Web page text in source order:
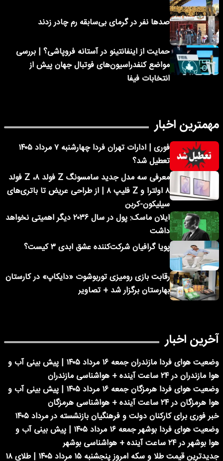
صدها نفر در گرمای بی‌سابقه رم چادر زدند
حمایت از اینفانتینو در آستانه فروپاشی؟ | بررسی
مواضع کنفدراسیون‌های فوتبال جهان پیش از
انتخابات فیفا
مهمترین اخبار
فوری | ادارات تهران فردا چهارشنبه ۷ مرداد ۱۴۰۵
تعطیل شد؟
معرفی سه مدل جدید سامسونگ Z فولد ۸، Z فولد
۸ اولترا و Z فلیپ ۸ | از طراحی عریض تا باتری‌های
سیلیکون-کربن
ایلان ماسک: پول در سال ۲۰۳۶ دیگر اهمیتی نخواهد
داشت
پویا گرافیان شرکت‌کننده عشق ابدی ۳ کیست؟
رقابت بازی رومیزی توربوشوت «دایکاپ» در کارستان
بهارستان برگزار شد + تصاویر
آخرین اخبار
وضعیت هوای فردا مازندران جمعه ۱۶ مرداد ۱۴۰۵ | پیش بینی آب و
هوا مازندران در ۲۴ ساعت آینده + هواشناسی مازندران
وضعیت هوای فردا هرمزگان جمعه ۱۶ مرداد ۱۴۰۵ | پیش بینی آب و
هوا هرمزگان در ۲۴ ساعت آینده + هواشناسی هرمزگان
خبر فوری برای کارکنان دولت و فرهنگیان بازنشسته در مرداد ۱۴۰۵
وضعیت هوای فردا بوشهر جمعه ۱۶ مرداد ۱۴۰۵ | پیش بینی آب و
هوا بوشهر در ۲۴ ساعت آینده + هواشناسی بوشهر
جدیدترین قیمت طلا و سکه امروز پنجشنبه ۱۵ مرداد ۱۴۰۵ | طلای ۱۸